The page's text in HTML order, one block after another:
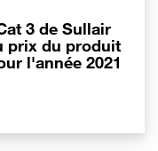
3 de Sullair
prix du produit
l'année 2021